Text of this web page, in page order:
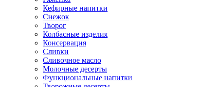
Кефирные напитки
Снежок
Творог
Колбасные изделия
Консервация
Сливки
Сливочное масло
Молочные десерты
Функциональные напитки